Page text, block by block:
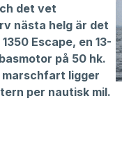
det vet
nästa helg är det
Escape, en 13-
på 50 hk.
marschfart ligger
per nautisk mil.